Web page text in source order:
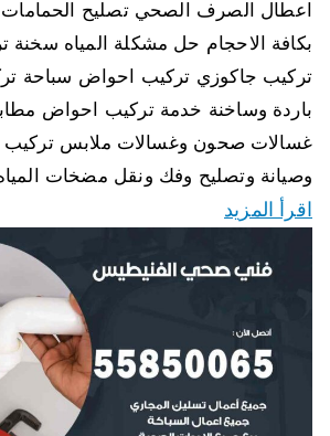
اعطال الصرف الصحي تصليح
بكافة الاحجام حل مشكلة المياه
تركيب جاكوزي تركيب احواض سباحة
باردة وساخنة خدمة تركيب احواض
غسالات صحون وغسالات ملابس تركيب
وصيانة وتصليح وفك ونقل مضخات
اقرأ المزيد